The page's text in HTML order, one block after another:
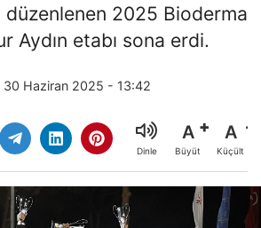
düzenlenen 2025 Bioderma
Aydın etabı sona erdi.
30 Haziran 2025 - 13:42
Dinle
A
Büyüt
A
Küçült